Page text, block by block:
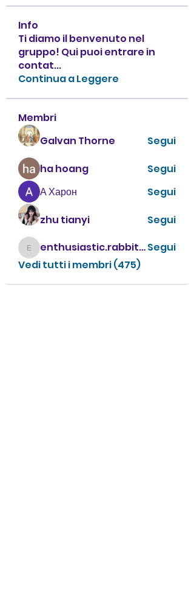
Info
Ti diamo il benvenuto nel
gruppo! Qui puoi entrare in
contat...
Continua a Leggere
Membri
Galvan Thorne
Segui
ha hoang
Segui
А Харон
Segui
zhu tianyi
Segui
enthusiastic.rabbit.uhur enthusiastic.rabbit.uhurSegui
Vedi tutti i membri (475)